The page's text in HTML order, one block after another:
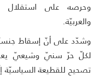
على استقلال
على أنّ إسقاط جنسيّة
حرّ سنيّ وشيعيّ يعرف
للقطيعة السياسيّة إلّا